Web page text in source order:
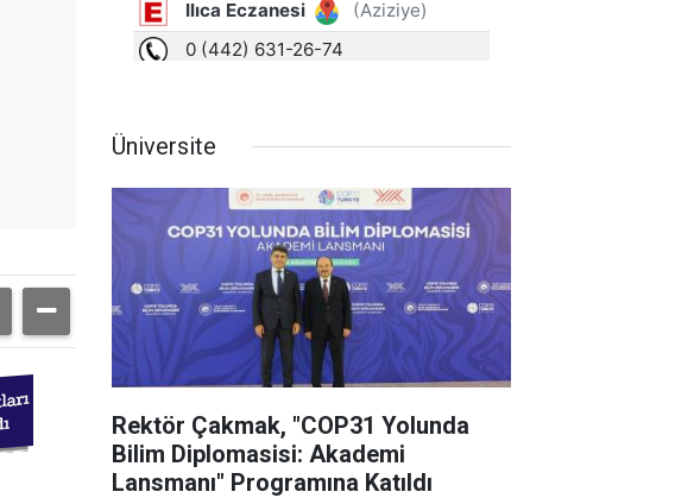
Üniversite
Rektör Çakmak, "COP31 Yolunda
Bilim Diplomasisi: Akademi
Lansmanı" Programına Katıldı